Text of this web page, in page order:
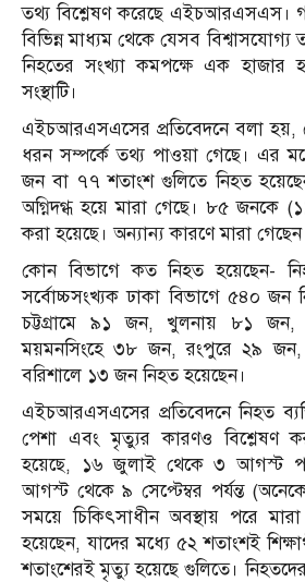
তথ্য বিশ্লেষণ করেছে এইচআরএসএস।
বিভিন্ন মাধ্যম থেকে যেসব বিশ্বাসযোগ্য
নিহতের সংখ্যা কমপক্ষে এক হাজার
সংস্থাটি।
এইচআরএসএসের প্রতিবেদনে বলা
ধরন সম্পর্কে তথ্য পাওয়া গেছে। এর
জন বা ৭৭ শতাংশ গুলিতে নিহত
অগ্নিদগ্ধ হয়ে মারা গেছে। ৮৫ জনকে
করা হয়েছে। অন্যান্য কারণে মারা
কোন বিভাগে কত নিহত হয়েছেন-
সর্বোচ্চসংখ্যক ঢাকা বিভাগে ৫৪০ জন
চট্টগ্রামে ৯১ জন, খুলনায় ৮১ জন,
ময়মনসিংহে ৩৮ জন, রংপুরে ২৯
বরিশালে ১৩ জন নিহত হয়েছেন।
এইচআরএসএসের প্রতিবেদনে নিহত
পেশা এবং মৃত্যুর কারণও বিশ্লেষণ
হয়েছে, ১৬ জুলাই থেকে ৩ আগস্ট
আগস্ট থেকে ৯ সেপ্টেম্বর পর্যন্ত
সময়ে চিকিৎসাধীন অবস্থায় পরে
হয়েছেন, যাদের মধ্যে ৫২ শতাংশই
শতাংশেরই মৃত্যু হয়েছে গুলিতে।